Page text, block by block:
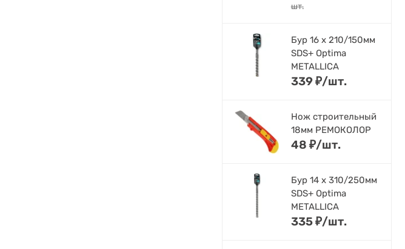
шт.
Бур 16 х 210/150мм
SDS+ Optima
METALLICA
339₽/шт.
Нож строительный
18мм РЕМОКОЛОР
48 ₽/шт.
Бур 14 х 310/250мм
SDS+ Optima
METALLICA
335₽/шт.